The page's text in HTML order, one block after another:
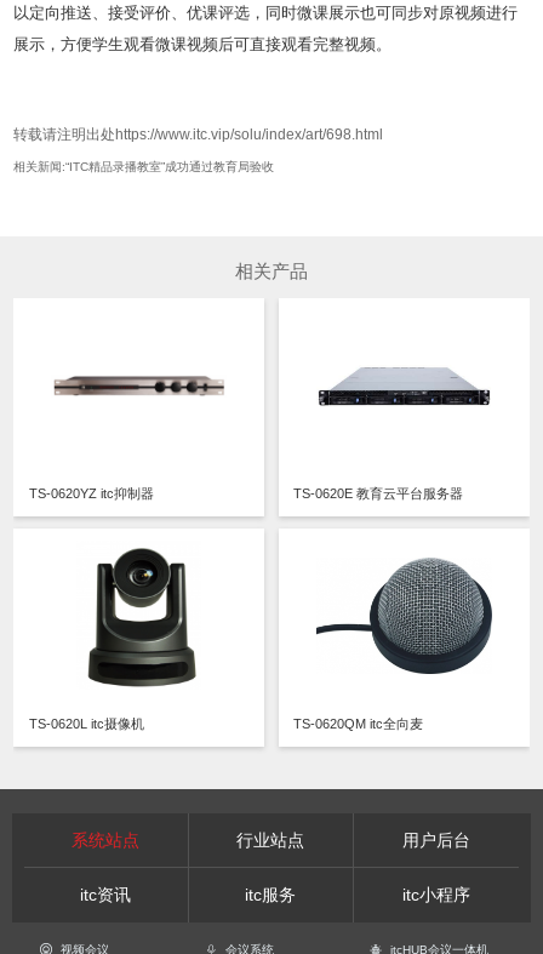
以定向推送、接受评价、优课评选，同时微课展示也可同步对原视频进行
展示，方便学生观看微课视频后可直接观看完整视频。
转载请注明出处https://www.itc.vip/solu/index/art/698.html
相关新闻:“ITC精品录播教室”成功通过教育局验收
相关产品
TS-0620YZ itc抑制器 TS-0620E 教育云平台服务器
TS-0620L itc摄像机 TS-0620QM itc全向麦
系统站点 行业站点 用户后台
itc资讯 itc服务 itc小程序
视频会议 会议系统 itcHUB会议一体机